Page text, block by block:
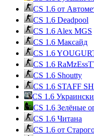
CS 1.6 от
CS 1.6 Deadpool
CS 1.6 Alex MGS
CS 1.6 Максайд
CS 1.6
CS 1.6
CS 1.6 Shoutty
CS 1.6 STAFF
CS 1.6
CS 1.6 Зелёные
CS 1.6 Читана
CS 1.6 от